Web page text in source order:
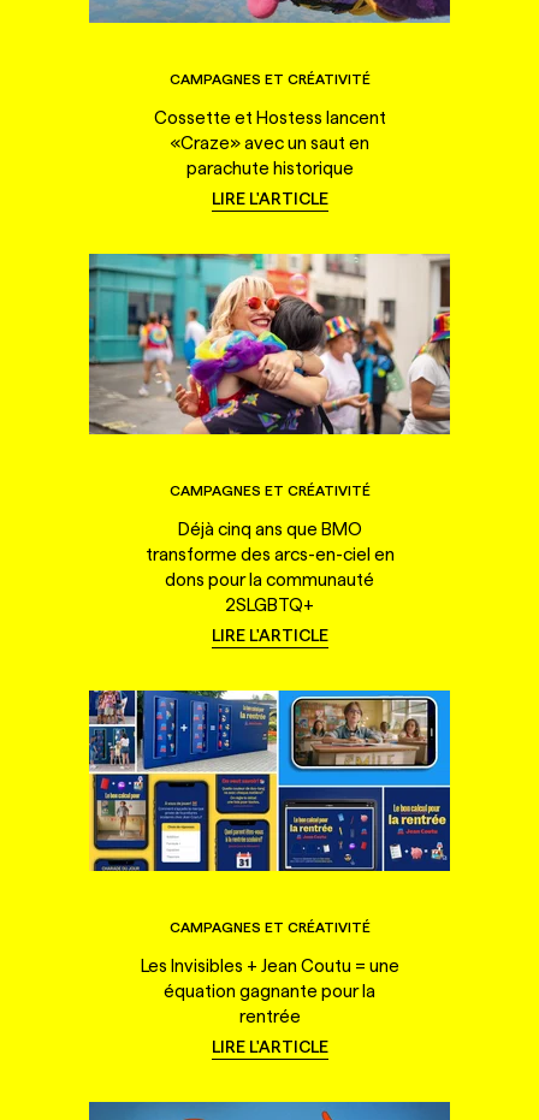
CAMPAGNES ET CRÉATIVITÉ
Cossette et Hostess lancent
«Craze» avec un saut en
parachute historique
LIRE L'ARTICLE
CAMPAGNES ET CRÉATIVITÉ
Déjà cinq ans que BMO
transforme des arcs-en-ciel en
dons pour la communauté
2SLGBTQ+
LIRE L'ARTICLE
CAMPAGNES ET CRÉATIVITÉ
Les Invisibles + Jean Coutu = une
équation gagnante pour la
rentrée
LIRE L'ARTICLE